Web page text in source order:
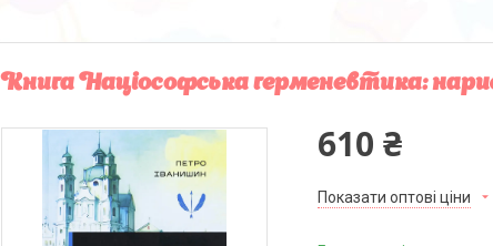
Книга Націософська герменевтика:
610 ₴
Показати оптові ціни